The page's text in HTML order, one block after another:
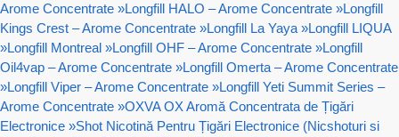
Arome Concentrate »Longfill HALO – Arome Concentrate »Longfill
Kings Crest – Arome Concentrate »Longfill La Yaya »Longfill LIQUA
»Longfill Montreal »Longfill OHF – Arome Concentrate »Longfill
Oil4vap – Arome Concentrate »Longfill Omerta – Arome Concentrate
»Longfill Viper – Arome Concentrate »Longfill Yeti Summit Series –
Arome Concentrate »OXVA OX Aromă Concentrata de Țigări
Electronice »Shot Nicotină Pentru Țigări Electronice (Nicshoturi si